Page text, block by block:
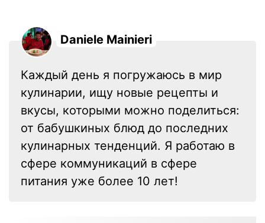
Daniele Mainieri
Каждый день я погружаюсь в мир
кулинарии, ищу новые рецепты и
вкусы, которыми можно поделиться:
от бабушкиных блюд до последних
кулинарных тенденций. Я работаю в
сфере коммуникаций в сфере
питания уже более 10 лет!